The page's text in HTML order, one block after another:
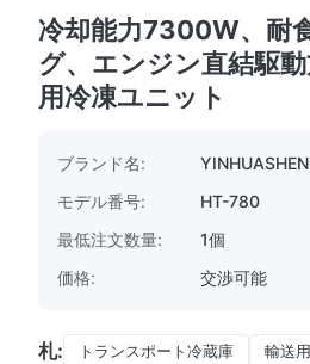
冷却能力7300W、耐
グ、エンジン直結駆
用冷凍ユニット
ブランド名:
モデル番号:
HT-780
最低注文数量:
1個
価格:
交渉可能
札: トランスポート冷蔵庫
輸送